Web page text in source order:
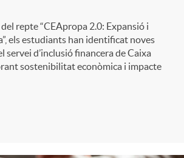
repte “CEApropa 2.0: Expansió i
els estudiants han identificat noves
servei d’inclusió financera de Caixa
sostenibilitat econòmica i impacte